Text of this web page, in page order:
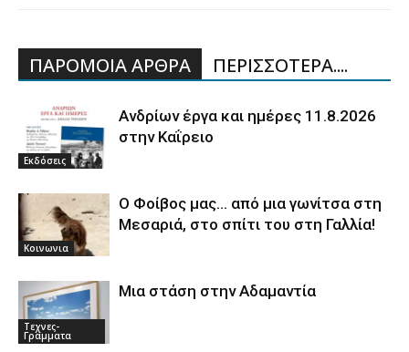
ΠΑΡΟΜΟΙΑ ΑΡΘΡΑ ΠΕΡΙΣΣΟΤΕΡΑ....
Εκδόσεις
Ανδρίων έργα και ημέρες 11.8.2026
στην Καΐρειο
Κοινωνια
Ο Φοίβος μας… από μια γωνίτσα στη
Μεσαριά, στο σπίτι του στη Γαλλία!
Τεχνες-
Γραμματα
Μια στάση στην Αδαμαντία